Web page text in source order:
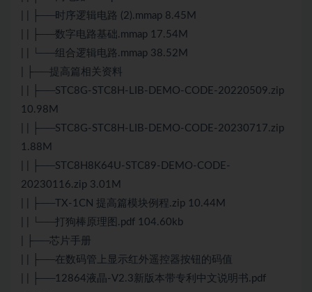
| | ├──时序逻辑电路 (2).mmap 8.45M
| | ├──数字电路基础.mmap 17.54M
| | └──组合逻辑电路.mmap 38.52M
| ├──提高篇相关资料
| | ├──STC8G-STC8H-LIB-DEMO-CODE-20220509.zip
10.98M
| | ├──STC8G-STC8H-LIB-DEMO-CODE-20230717.zip
1.88M
| | ├──STC8H8K64U-STC89-DEMO-CODE-
20230116.zip 3.01M
| | ├──TX-1CN 提高篇模块例程.zip 10.44M
| | └──打狗棒原理图.pdf 104.60kb
| ├──芯片手册
| | ├──在数码管上显示红外遥控器按钮的码值
| | ├──12864液晶-V2.3新版本带专利中文说明书.pdf